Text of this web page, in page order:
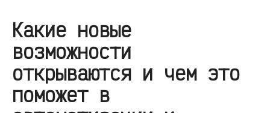
Какие новые
возможности
открываются и чем это
поможет в